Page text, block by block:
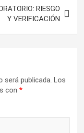
RIESGO
Y VERIFICACIÓN
será publicada. Los
con *